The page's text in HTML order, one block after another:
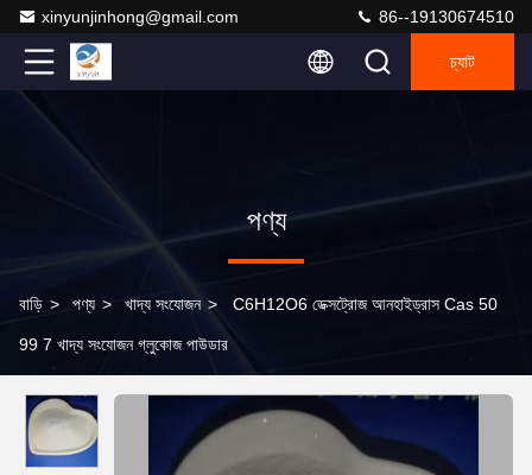
xinyunjinhong@gmail.com 86--19130674510
চ্যাট
পণ্য
বাড়ি > পণ্য > খাদ্য সংযোজন > C6H12O6 ডেক্সট্রোজ আনহাইড্রাস Cas 50
99 7 খাদ্য সংযোজন গ্লুকোজ পাউডার